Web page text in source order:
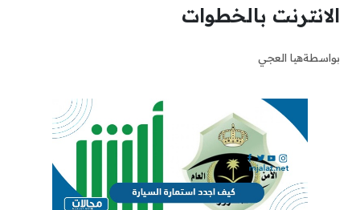
الانترنت بالخطوات
بواسطةهيا العجي